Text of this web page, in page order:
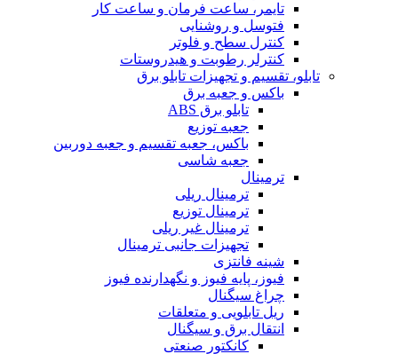
تایمر، ساعت فرمان و ساعت کار
فتوسل و روشنایی
کنترل سطح و فلوتر
کنترلر رطوبت و هیدروستات
تابلو، تقسیم و تجهیزات تابلو برق
باکس و جعبه برق
تابلو برق ABS
جعبه توزیع
باکس، جعبه تقسیم و جعبه دوربین
جعبه شاسی
ترمینال
ترمینال ریلی
ترمینال توزیع
ترمینال غیر ریلی
تجهیزات جانبی ترمینال
شینه فانتزی
فیوز، پایه فیوز و نگهدارنده فیوز
چراغ سیگنال
ریل تابلویی و متعلقات
انتقال برق و سیگنال
کانکتور صنعتی